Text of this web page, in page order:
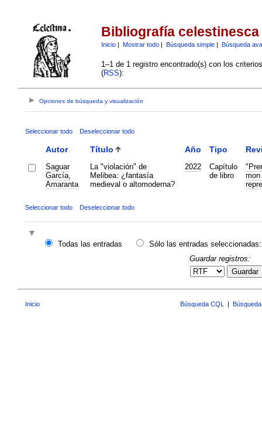
Bibliografía celestinesca
Inicio| Mostrar todo| Búsqueda simple| Búsqueda
1–1 de 1 registro encontrado(s) con los
(RSS):
Opciones de búsqueda y visualización
Seleccionar todo Deseleccionar todo
Autor Título Año Tipo
Saguar
García,
Amaranta
La "violación" de
Melibea: ¿fantasía
medieval o altomoderna?
2022
Capítulo
de libro
Seleccionar todo Deseleccionar todo
Todas las entradas
Sólo las entradas seleccionadas:
Guardar registros:
Guardar
Inicio Búsqueda CQL